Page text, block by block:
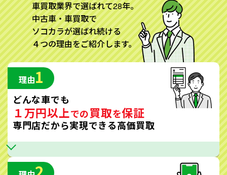
車買取業界で選ばれて28年。
中古車・車買取で
ソコカラが選ばれ続ける
４つの理由をご紹介します。
理由1
どんな車でも
１万円以上での買取を保証
専門店だから実現できる高価買取